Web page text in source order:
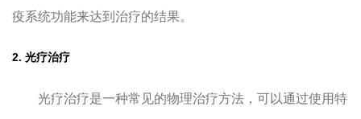
疫系统功能来达到治疗的结果。
2. 光疗治疗
光疗治疗是一种常见的物理治疗方法，可以通过使用特